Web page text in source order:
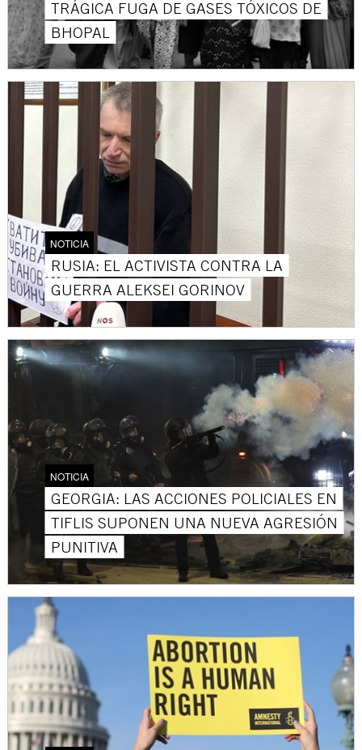
TRÁGICA FUGA DE GASES TÓXICOS DE
BHOPAL
NOTICIA
RUSIA: EL ACTIVISTA CONTRA LA
GUERRA ALEKSEI GORINOV
NOTICIA
GEORGIA: LAS ACCIONES POLICIALES EN
TIFLIS SUPONEN UNA NUEVA AGRESIÓN
PUNITIVA